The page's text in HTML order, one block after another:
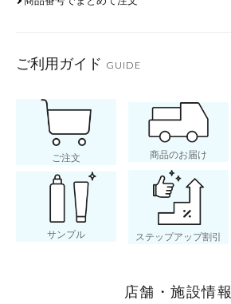
ご利用ガイド GUIDE
ご注文 商品のお届け
サンプル ステップアップ割引
店舗・施設情報